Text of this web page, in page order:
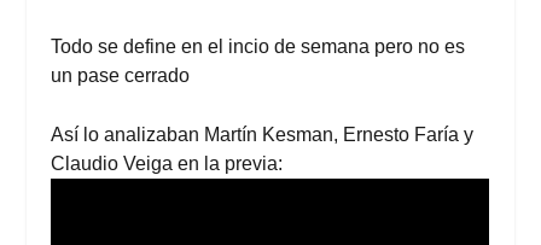
Todo se define en el incio de semana pero no es
un pase cerrado
Así lo analizaban Martín Kesman, Ernesto Faría y
Claudio Veiga en la previa: